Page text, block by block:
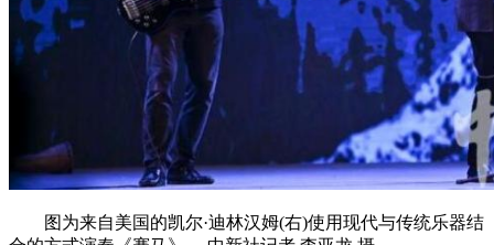
图为来自美国的凯尔·迪林汉姆(右)使用现代与传统乐器结